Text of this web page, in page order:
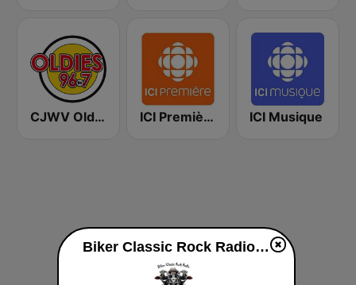
CJWV Oldies 96.7 FM ICI Première Montréal ICI Musique
Biker Classic Rock Radio live